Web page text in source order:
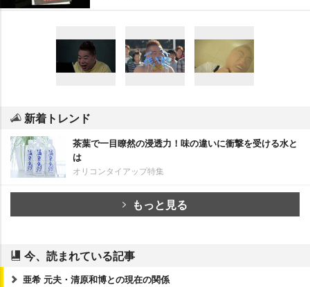
新着トレンド
茶葉で一目瞭然の浸透力！味の違いに衝撃を受ける水と
は
オリコンタイアップ特集
もっと見る
今、読まれている記事
亜希 元夫・清原和博との現在の関係